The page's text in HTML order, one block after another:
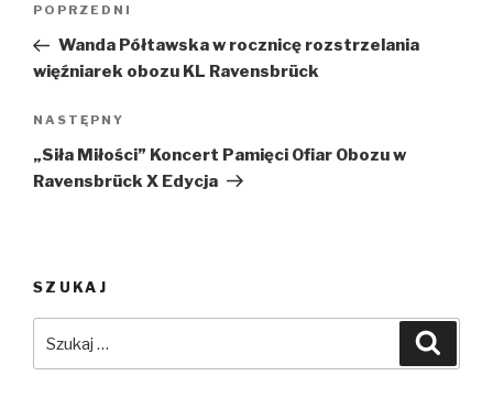
Poprzedni
wpis
POPRZEDNI
Wanda Półtawska w rocznicę rozstrzelania
więźniarek obozu KL Ravensbrück
Następny
wpis
NASTĘPNY
„Siła Miłości” Koncert Pamięci Ofiar Obozu w
Ravensbrück X Edycja
SZUKAJ